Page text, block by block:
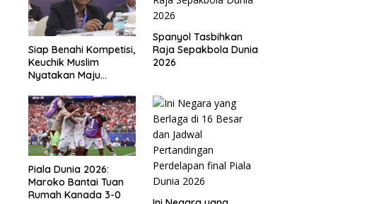
Siap Benahi Kompetisi,
Keuchik Muslim
Nyatakan Maju
Asprov PSSI Aceh
Spanyol Tasbihkan
Raja Sepakbola Dunia
2026
Piala Dunia 2026:
Maroko Bantai Tuan
Rumah Kanada 3-0